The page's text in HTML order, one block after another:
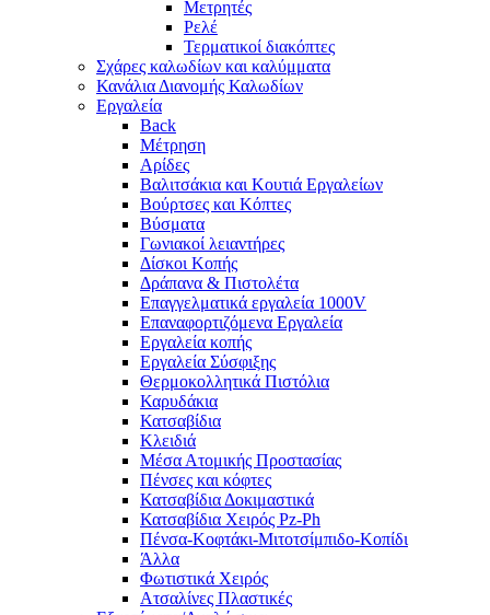
Μετρητές
Ρελέ
Τερματικοί διακόπτες
Σχάρες καλωδίων και καλύμματα
Κανάλια Διανομής Καλωδίων
Εργαλεία
Back
Μέτρηση
Αρίδες
Βαλιτσάκια και Κουτιά Εργαλείων
Βούρτσες και Κόπτες
Βύσματα
Γωνιακοί λειαντήρες
Δίσκοι Κοπής
Δράπανα & Πιστολέτα
Επαγγελματικά εργαλεία 1000V
Επαναφορτιζόμενα Εργαλεία
Εργαλεία κοπής
Εργαλεία Σύσφιξης
Θερμοκολλητικά Πιστόλια
Καρυδάκια
Κατσαβίδια
Κλειδιά
Μέσα Ατομικής Προστασίας
Πένσες και κόφτες
Κατσαβίδια Δοκιμαστικά
Κατσαβίδια Χειρός Pz-Ph
Πένσα-Κοφτάκι-Μιτοτσίμπιδο-Κοπίδι
Άλλα
Φωτιστικά Χειρός
Ατσαλίνες Πλαστικές